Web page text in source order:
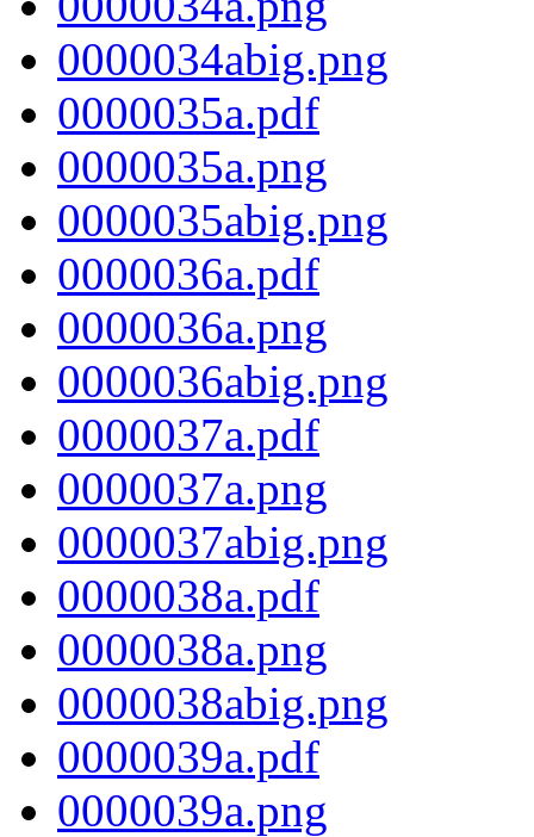
0000034abig.png
0000035a.pdf
0000035a.png
0000035abig.png
0000036a.pdf
0000036a.png
0000036abig.png
0000037a.pdf
0000037a.png
0000037abig.png
0000038a.pdf
0000038a.png
0000038abig.png
0000039a.pdf
0000039a.png